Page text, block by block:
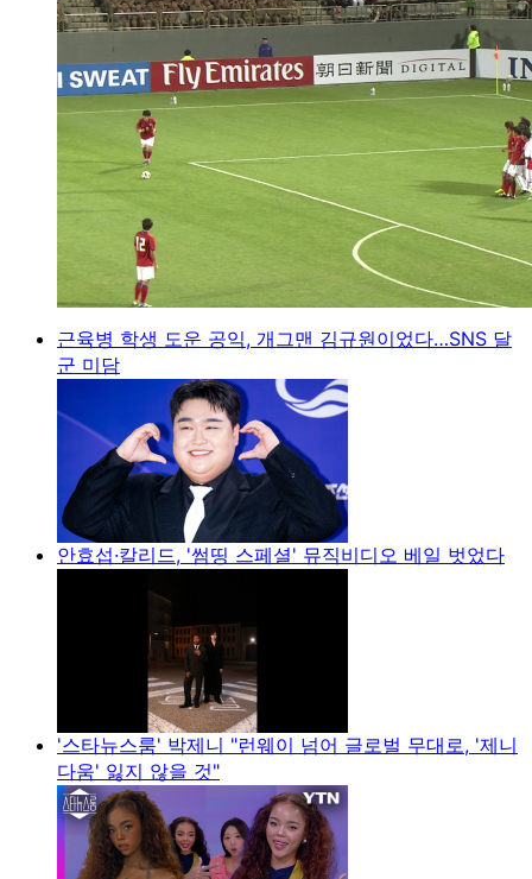
근육병 학생 도운 공익, 개그맨 김규원이었다…SNS 달
군 미담
안효섭·칼리드, '썸띵 스페셜' 뮤직비디오 베일 벗었다
'스타뉴스룸' 박제니 "런웨이 넘어 글로벌 무대로, '제니
다움' 잃지 않을 것"